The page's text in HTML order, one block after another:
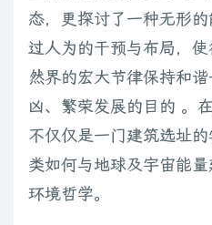
态，更探讨了一种无形
过人为的干预与布局，
然界的宏大节律保持和
凶、繁荣发展的目的 。
不仅仅是一门建筑选址
类如何与地球及宇宙能
环境哲学。